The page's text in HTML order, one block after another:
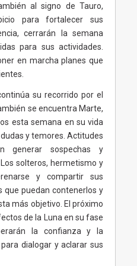
al signo de Tauro,
para fortalecer sus
cerrarán la semana
para sus actividades.
en marcha planes que
su recorrido por el
se encuentra Marte,
esta semana en su vida
y temores. Actitudes
generar sospechas y
solteros, hermetismo y
y compartir sus
que puedan contenerlos y
más objetivo. El próximo
de la Luna en su fase
la confianza y la
dialogar y aclarar sus